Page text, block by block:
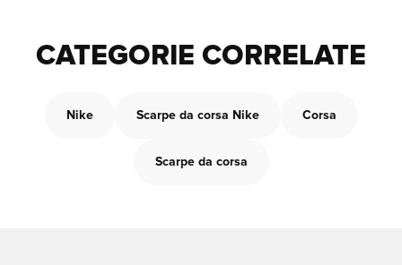
CATEGORIE CORRELATE
Nike Scarpe da corsa Nike Corsa
Scarpe da corsa